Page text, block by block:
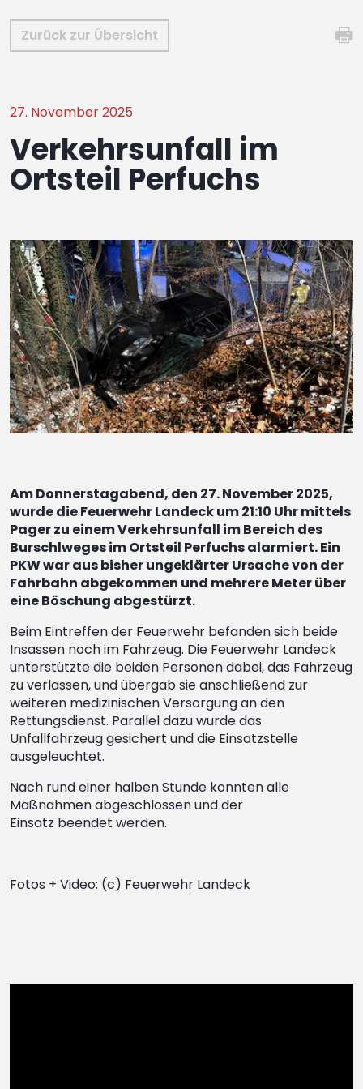
Zurück zur Übersicht
27. November 2025
Verkehrsunfall im
Ortsteil Perfuchs
Am Donnerstagabend, den 27. November 2025,
wurde die Feuerwehr Landeck um 21:10 Uhr mittels
Pager zu einem Verkehrsunfall im Bereich des
Burschlweges im Ortsteil Perfuchs alarmiert. Ein
PKW war aus bisher ungeklärter Ursache von der
Fahrbahn abgekommen und mehrere Meter über
eine Böschung abgestürzt.
Beim Eintreffen der Feuerwehr befanden sich beide
Insassen noch im Fahrzeug. Die Feuerwehr Landeck
unterstützte die beiden Personen dabei, das Fahrzeug
zu verlassen, und übergab sie anschließend zur
weiteren medizinischen Versorgung an den
Rettungsdienst. Parallel dazu wurde das
Unfallfahrzeug gesichert und die Einsatzstelle
ausgeleuchtet.
Nach rund einer halben Stunde konnten alle
Maßnahmen abgeschlossen und der
Einsatz beendet werden.
Fotos + Video: (c) Feuerwehr Landeck